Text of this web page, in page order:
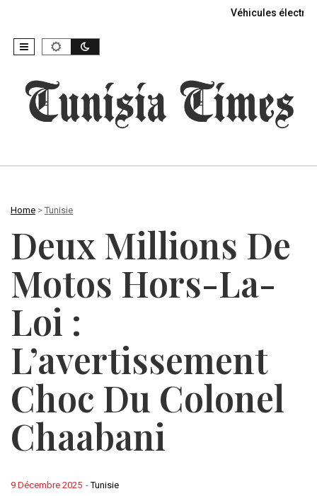
Véhicules
Home > Tunisie
Deux Millions De
Motos Hors-La-
Loi :
L’avertissement
Choc Du Colonel
Chaabani
-Tunisie
9 Décembre 2025